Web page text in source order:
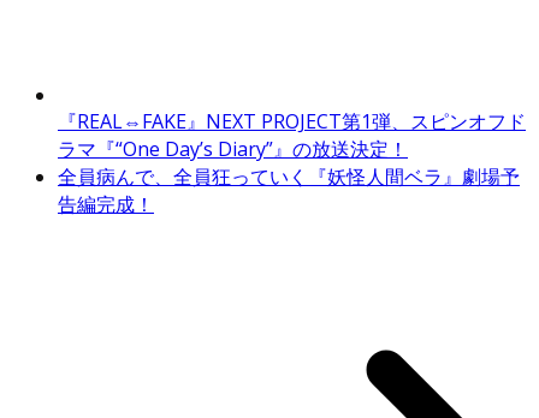
『REAL⇔FAKE』NEXT PROJECT第1弾、スピンオフド
ラマ『“One Day’s Diary”』の放送決定！
全員病んで、全員狂っていく『妖怪人間ベラ』劇場予
告編完成！